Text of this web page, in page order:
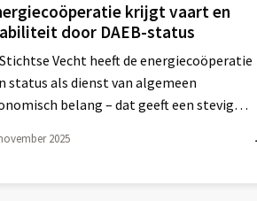
krijgt vaart en
door DAEB-status
Vecht heeft de energiecoöperatie
status als dienst van algemeen
belang – dat geeft een stevig
2025